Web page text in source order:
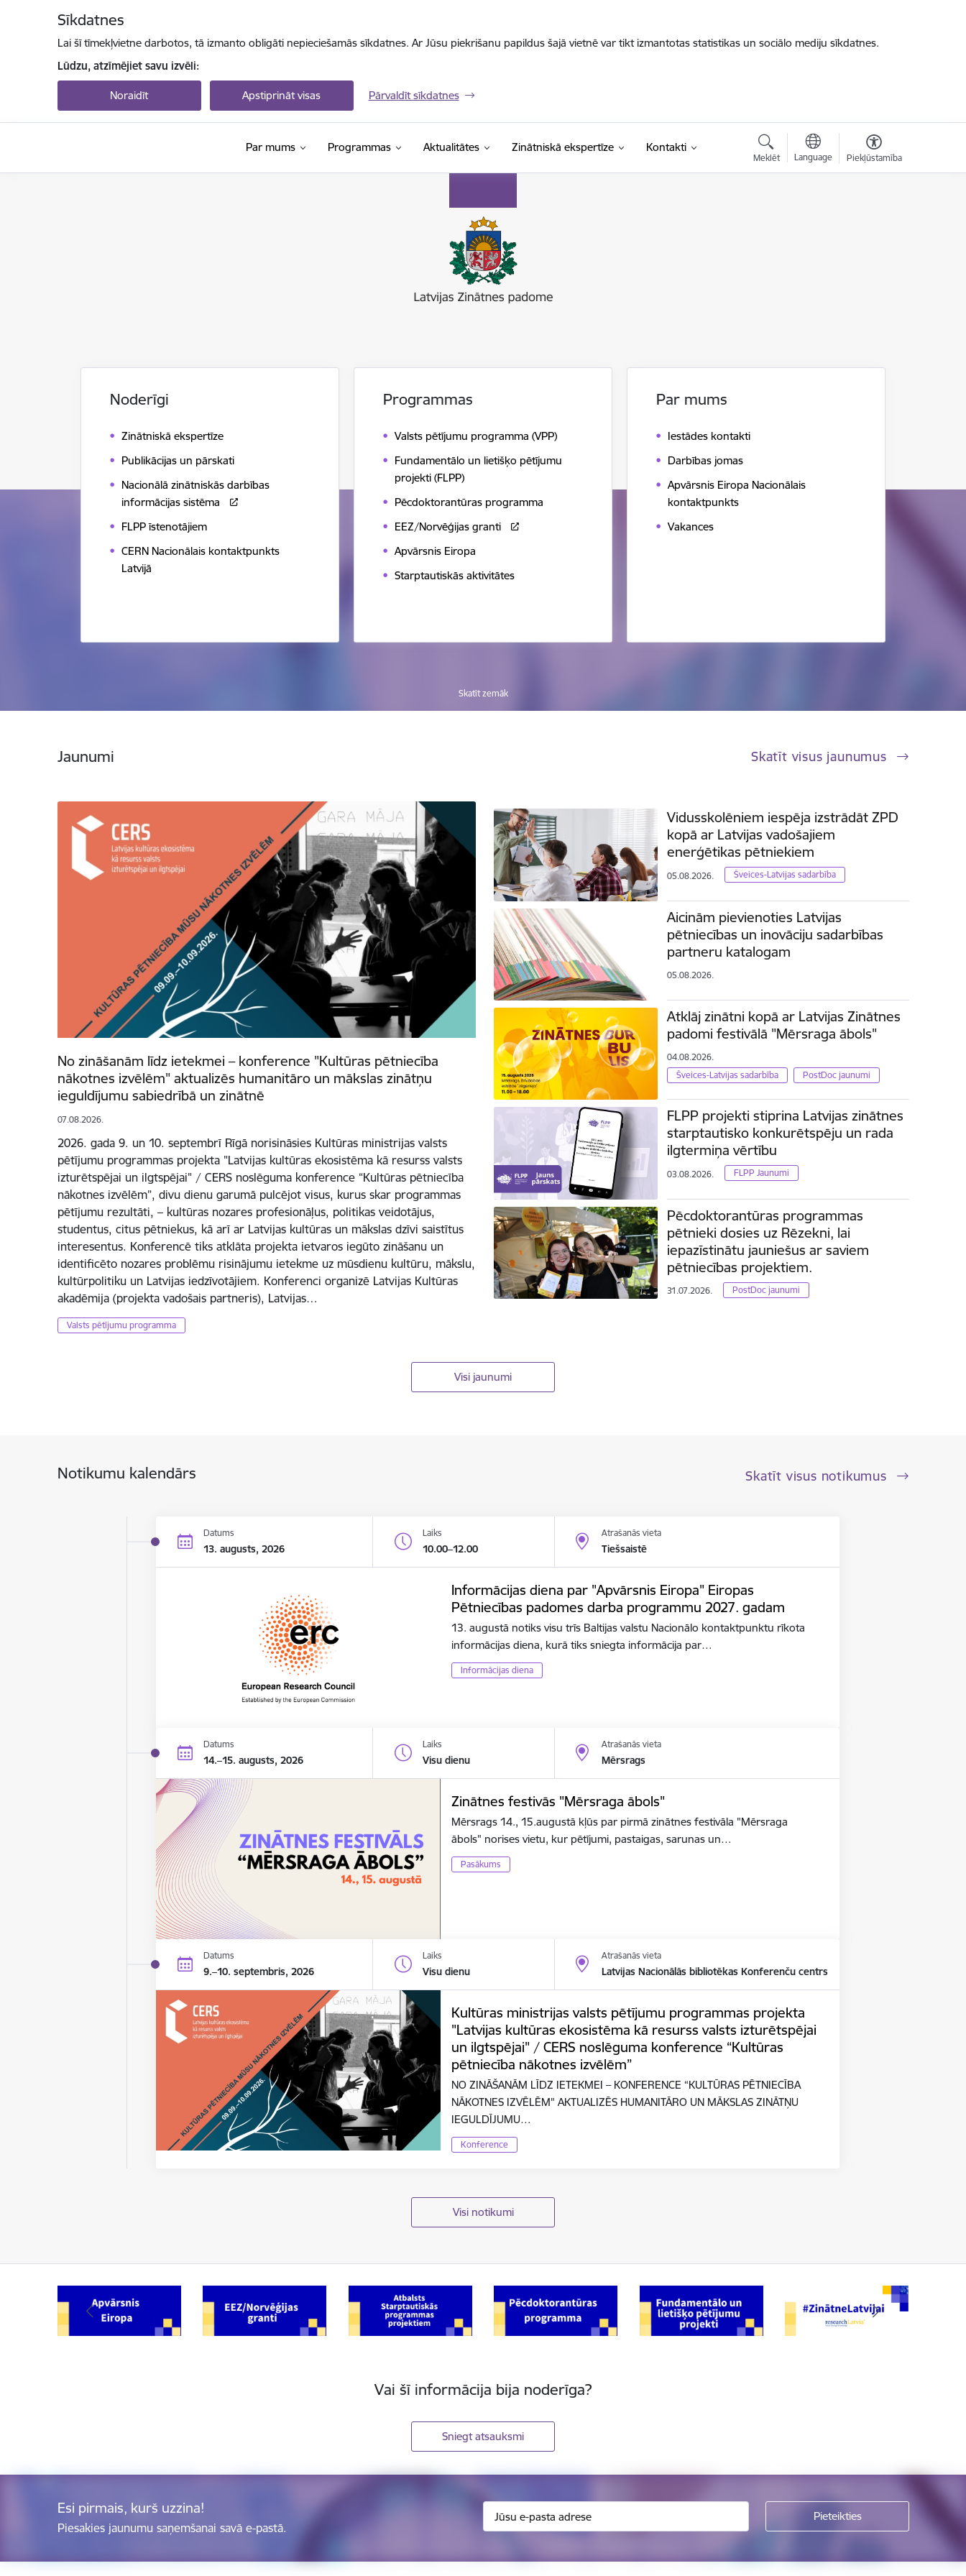
Sīkdatnes
Lai šī tīmekļvietne darbotos, tā izmanto obligāti nepieciešamās sīkdatnes. Ar Jūsu piekrišanu papildus šajā vietnē var tikt izmantotas statistikas un sociālo mediju sīkdatnes.
Lūdzu, atzīmējiet savu izvēli:
Noraidīt Apstiprināt visas Pārvaldīt sīkdatnes
Par mums Programmas Aktualitātes Zinātniskā ekspertīze Kontakti
Meklēt Language Piekļūstamība
Noderīgi
Zinātniskā ekspertīze
Publikācijas un pārskati
Nacionālā zinātniskās darbības
informācijas sistēma
FLPP īstenotājiem
CERN Nacionālais kontaktpunkts
Latvijā
Programmas
Valsts pētījumu programma (VPP)
Fundamentālo un lietišķo pētījumu
projekti (FLPP)
Pēcdoktorantūras programma
EEZ/Norvēģijas granti
Apvārsnis Eiropa
Starptautiskās aktivitātes
Par mums
Iestādes kontakti
Darbības jomas
Apvārsnis Eiropa Nacionālais
kontaktpunkts
Vakances
Skatīt zemāk
Jaunumi Skatīt visus jaunumus
No zināšanām līdz ietekmei – konference "Kultūras pētniecība
nākotnes izvēlēm" aktualizēs humanitāro un mākslas zinātņu
ieguldījumu sabiedrībā un zinātnē
07.08.2026.
2026. gada 9. un 10. septembrī Rīgā norisināsies Kultūras ministrijas valsts
pētījumu programmas projekta "Latvijas kultūras ekosistēma kā resurss valsts
izturētspējai un ilgtspējai" / CERS noslēguma konference “Kultūras pētniecība
nākotnes izvēlēm”, divu dienu garumā pulcējot visus, kurus skar programmas
pētījumu rezultāti, – kultūras nozares profesionāļus, politikas veidotājus,
studentus, citus pētniekus, kā arī ar Latvijas kultūras un mākslas dzīvi saistītus
interesentus. Konferencē tiks atklāta projekta ietvaros iegūto zināšanu un
identificēto nozares problēmu risinājumu ietekme uz mūsdienu kultūru, mākslu,
kultūrpolitiku un Latvijas iedzīvotājiem. Konferenci organizē Latvijas Kultūras
akadēmija (projekta vadošais partneris), Latvijas…
Valsts pētījumu programma
Vidusskolēniem iespēja izstrādāt ZPD
kopā ar Latvijas vadošajiem
enerģētikas pētniekiem
05.08.2026. Šveices-Latvijas sadarbība
Aicinām pievienoties Latvijas
pētniecības un inovāciju sadarbības
partneru katalogam
05.08.2026.
Atklāj zinātni kopā ar Latvijas Zinātnes
padomi festivālā "Mērsraga ābols"
04.08.2026.
Šveices-Latvijas sadarbība
PostDoc jaunumi
FLPP projekti stiprina Latvijas zinātnes
starptautisko konkurētspēju un rada
ilgtermiņa vērtību
03.08.2026. FLPP Jaunumi
Pēcdoktorantūras programmas
pētnieki dosies uz Rēzekni, lai
iepazīstinātu jauniešus ar saviem
pētniecības projektiem.
31.07.2026. PostDoc jaunumi
Visi jaunumi
Notikumu kalendārs Skatīt visus notikumus
Datums
13. augusts, 2026
Laiks
10.00–12.00
Atrašanās vieta
Tiešsaistē
Informācijas diena par "Apvārsnis Eiropa" Eiropas
Pētniecības padomes darba programmu 2027. gadam
13. augustā notiks visu trīs Baltijas valstu Nacionālo kontaktpunktu rīkota
informācijas diena, kurā tiks sniegta informācija par…
Informācijas diena
Datums
14.–15. augusts, 2026
Laiks
Visu dienu
Atrašanās vieta
Mērsrags
Zinātnes festivās "Mērsraga ābols"
Mērsrags 14., 15.augustā kļūs par pirmā zinātnes festivāla "Mērsraga
ābols" norises vietu, kur pētījumi, pastaigas, sarunas un…
Pasākums
Datums
9.–10. septembris, 2026
Laiks
Visu dienu
Atrašanās vieta
Latvijas Nacionālās bibliotēkas Konferenču centrs
Kultūras ministrijas valsts pētījumu programmas projekta
"Latvijas kultūras ekosistēma kā resurss valsts izturētspējai
un ilgtspējai" / CERS noslēguma konference “Kultūras
pētniecība nākotnes izvēlēm”
NO ZINĀŠANĀM LĪDZ IETEKMEI – KONFERENCE “KULTŪRAS PĒTNIECĪBA
NĀKOTNES IZVĒLĒM" AKTUALIZĒS HUMANITĀRO UN MĀKSLAS ZINĀTŅU
IEGULDĪJUMU…
Konference
Visi notikumi
Vai šī informācija bija noderīga?
Sniegt atsauksmi
Esi pirmais, kurš uzzina!
Piesakies jaunumu saņemšanai savā e-pastā.